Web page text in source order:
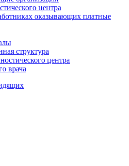
центра
оказывающих платные
структура
центра
врача